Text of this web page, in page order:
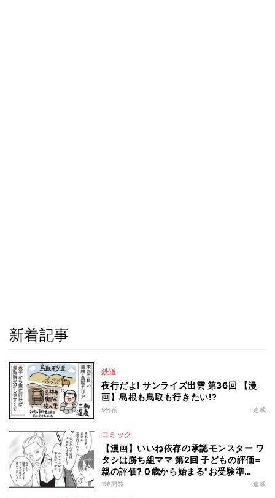
新着記事
鉄道
夜行だよ! サンライズ出雲 第36回 【漫
画】島根も鳥取も行きたい!?
9分前 連載
コミック
【漫画】いいね依存の承認モンスター ワ
タシは勝ち組ママ 第2回 子どもの評価=
親の評価? 0歳から始まる"お受験準
備"とは…
1時間前 連載